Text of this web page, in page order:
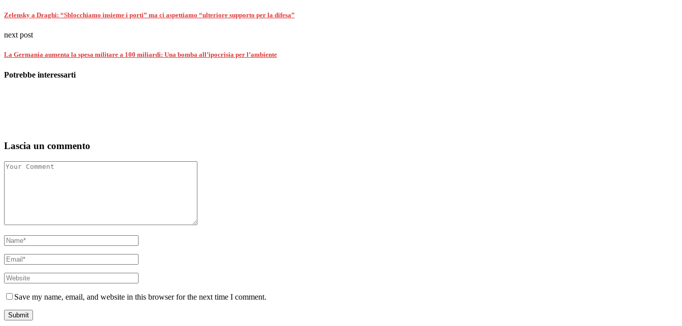
Zelensky a Draghi: “Sblocchiamo insieme i porti” ma ci aspettiamo “ulteriore supporto per la difesa”
next post
La Germania aumenta la spesa militare a 100 miliardi: Una bomba all’ipocrisia per l’ambiente
Potrebbe interessarti
Lascia un commento
Save my name, email, and website in this browser for the next time I comment.